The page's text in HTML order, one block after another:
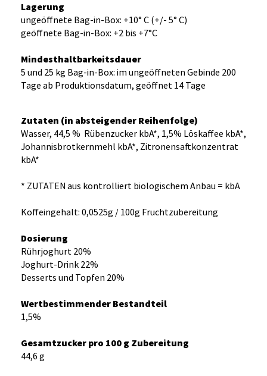
Lagerung
ungeöffnete Bag-in-Box: +10° C (+/- 5° C)
geöffnete Bag-in-Box: +2 bis +7°C
Mindesthaltbarkeitsdauer
5 und 25 kg Bag-in-Box: im ungeöffneten Gebinde 200
Tage ab Produktionsdatum, geöffnet 14 Tage
Zutaten (in absteigender Reihenfolge)
Wasser, 44,5 % Rübenzucker kbA*, 1,5% Löskaffee kbA*,
Johannisbrotkernmehl kbA*, Zitronensaftkonzentrat
kbA*
* ZUTATEN aus kontrolliert biologischem Anbau = kbA
Koffeingehalt: 0,0525g / 100g Fruchtzubereitung
Dosierung
Rührjoghurt 20%
Joghurt-Drink 22%
Desserts und Topfen 20%
Wertbestimmender Bestandteil
1,5%
Gesamtzucker pro 100 g Zubereitung
44,6 g